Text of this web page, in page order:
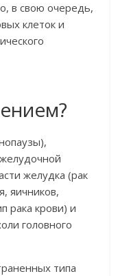
в свою очередь,
клеток и
желудка (рак
яичников,
рака крови) и
головного
типа